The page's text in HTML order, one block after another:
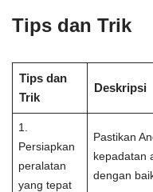
Tips dan Trik
Tips dan
Trik
Deskripsi
1.
Persiapkan
peralatan
yang tepat
Pastikan
kepadatan
dengan